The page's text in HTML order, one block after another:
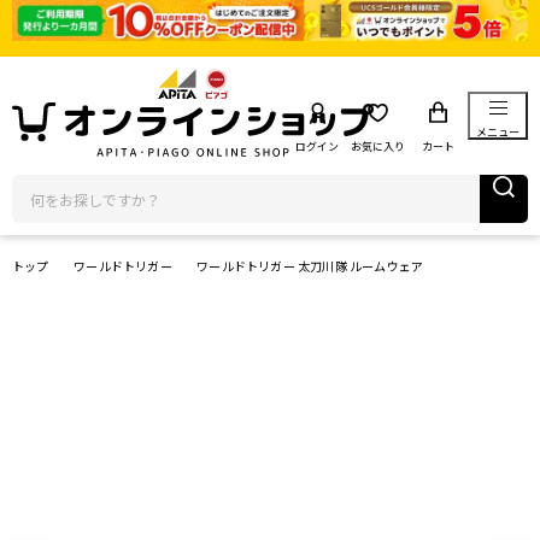
ログイン お気に入り カート
メニュー
トップ ワールドトリガー ワールドトリガー 太刀川隊 ルームウェア